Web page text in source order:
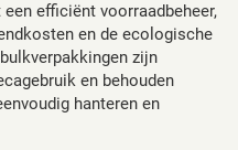
efficiënt voorraadbeheer,
en de ecologische
zijn
en behouden
hanteren en